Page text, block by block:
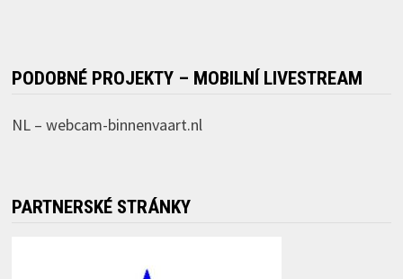
PODOBNÉ PROJEKTY – MOBILNÍ LIVESTREAM
NL – webcam-binnenvaart.nl
PARTNERSKÉ STRÁNKY